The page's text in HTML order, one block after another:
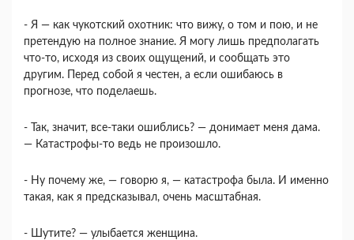
- Я — как чукотский охотник: что вижу, о том и пою, и не
претендую на полное знание. Я могу лишь предполагать
что-то, исходя из своих ощущений, и сообщать это
другим. Перед собой я честен, а если ошибаюсь в
прогнозе, что поделаешь.
- Так, значит, все-таки ошиблись? — донимает меня дама.
— Катастрофы-то ведь не произошло.
- Ну почему же, — говорю я, — катастрофа была. И именно
такая, как я предсказывал, очень масштабная.
- Шутите? — улыбается женщина.